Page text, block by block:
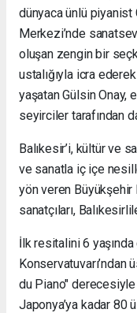
dünyaca ünlü piyanist
Merkezi’nde
oluşan zengin bir
ustalığıyla icra
yaşatan Gülsin Onay,
seyirciler tarafından
Balıkesir’i, kültür ve
ve sanatla iç içe
yön veren Büyükşehir
sanatçıları,
İlk resitalini 6
Konservatuvarı’ndan
du Piano" derecesiyle
Japonya’ya kadar 80